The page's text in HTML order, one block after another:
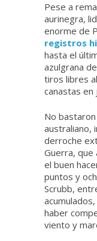
Pese a
aurinegra,
enorme de
registros
hasta el
azulgrana
tiros libres
canastas en
No
australiano,
derroche
Guerra, que
el buen
puntos y
Scrubb,
haber
viento y